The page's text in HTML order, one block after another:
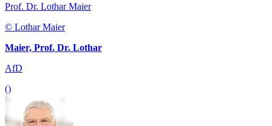
Prof. Dr. Lothar Maier
© Lothar Maier
Maier, Prof. Dr. Lothar
AfD
()